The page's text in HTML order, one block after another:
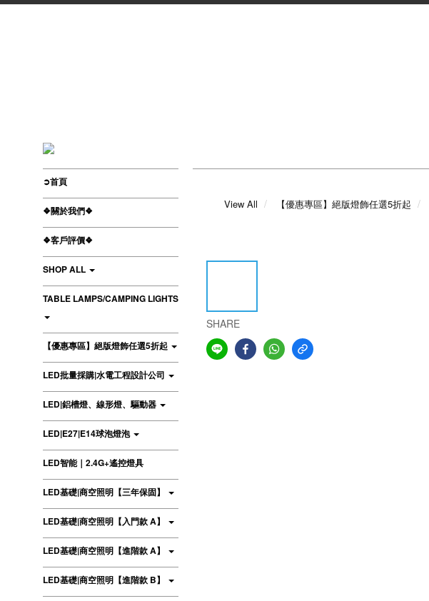
➲首頁
❖關於我們❖
❖客戶評價❖
SHOP ALL
TABLE LAMPS/CAMPING LIGHTS
【優惠專區】絕版燈飾任選5折起
LED批量採購|水電工程設計公司
LED|鋁槽燈、線形燈、驅動器
LED|E27|E14球泡燈泡
LED智能｜2.4G+遙控燈具
LED基礎|商空照明【三年保固】
LED基礎|商空照明【入門款 A】
LED基礎|商空照明【進階款 A】
LED基礎|商空照明【進階款 B】
View All 【優惠專區】絕版燈飾任選5折起
SHARE